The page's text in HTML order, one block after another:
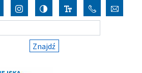
Znajdź